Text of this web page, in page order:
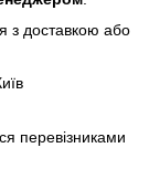
з доставкою або
перевізниками